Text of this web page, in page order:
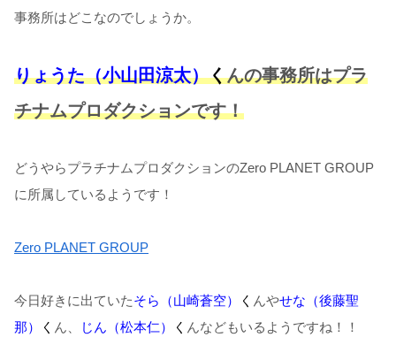
事務所はどこなのでしょうか。
りょうた（小山田涼太）くんの事務所はプラ
チナムプロダクションです！
どうやらプラチナムプロダクションのZero PLANET GROUP
に所属しているようです！
Zero PLANET GROUP
今日好きに出ていたそら（山崎蒼空） く んやせな（後藤聖
那）
く ん、 じん（松本仁） く んなどもいるようですね！！